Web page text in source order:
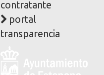
contratante
portal
transparencia